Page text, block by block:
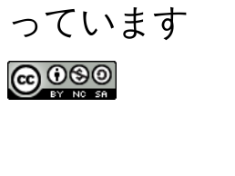
っています